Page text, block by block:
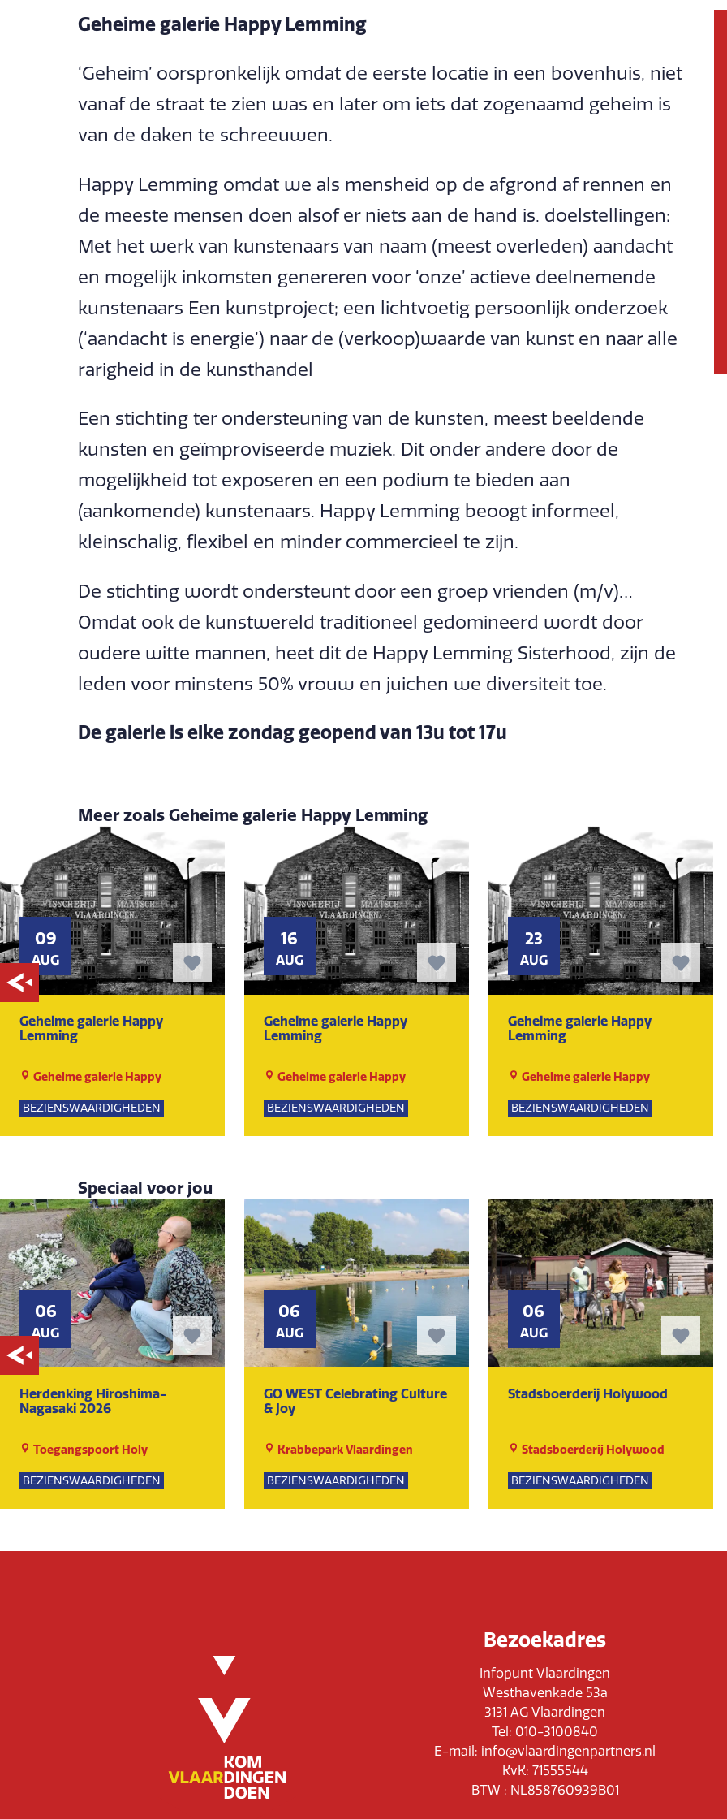
Geheime galerie Happy Lemming
‘Geheim’ oorspronkelijk omdat de eerste locatie in een bovenhuis, niet
vanaf de straat te zien was en later om iets dat zogenaamd geheim is
van de daken te schreeuwen.
Happy Lemming omdat we als mensheid op de afgrond af rennen en
de meeste mensen doen alsof er niets aan de hand is. doelstellingen:
Met het werk van kunstenaars van naam (meest overleden) aandacht
en mogelijk inkomsten genereren voor ‘onze’ actieve deelnemende
kunstenaars Een kunstproject; een lichtvoetig persoonlijk onderzoek
(‘aandacht is energie’) naar de (verkoop)waarde van kunst en naar alle
rarigheid in de kunsthandel
Een stichting ter ondersteuning van de kunsten, meest beeldende
kunsten en geïmproviseerde muziek. Dit onder andere door de
mogelijkheid tot exposeren en een podium te bieden aan
(aankomende) kunstenaars. Happy Lemming beoogt informeel,
kleinschalig, flexibel en minder commercieel te zijn.
De stichting wordt ondersteunt door een groep vrienden (m/v)…
Omdat ook de kunstwereld traditioneel gedomineerd wordt door
oudere witte mannen, heet dit de Happy Lemming Sisterhood, zijn de
leden voor minstens 50% vrouw en juichen we diversiteit toe.
De galerie is elke zondag geopend van 13u tot 17u
Meer zoals Geheime galerie Happy Lemming
09
AUG
Geheime galerie Happy
Lemming
Geheime galerie Happy
BEZIENSWAARDIGHEDEN
KUNST EN CULTUUR
MUSEUM
16
AUG
Geheime galerie Happy
Lemming
Geheime galerie Happy
BEZIENSWAARDIGHEDEN
KUNST EN CULTUUR
MUSEUM
23
AUG
Geheime galerie Happy
Lemming
Geheime galerie Happy
BEZIENSWAARDIGHEDEN
KUNST EN CULTUUR
MUSEUM
Speciaal voor jou
06
AUG
Herdenking Hiroshima-
Nagasaki 2026
Toegangspoort Holy
BEZIENSWAARDIGHEDEN
KUNST EN CULTUUR
06
AUG
GO WEST Celebrating Culture
& Joy
Krabbepark Vlaardingen
BEZIENSWAARDIGHEDEN
KUNST EN CULTUUR
06
AUG
Stadsboerderij Holywood
Stadsboerderij Holywood
BEZIENSWAARDIGHEDEN
NATUUR
Bezoekadres
Infopunt Vlaardingen
Westhavenkade 53a
3131 AG Vlaardingen
Tel: 010-3100840
E-mail: info@vlaardingenpartners.nl
KvK: 71555544
BTW : NL858760939B01